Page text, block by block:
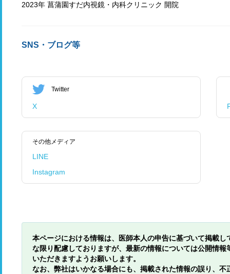
2023年 菖蒲園すだ内視鏡・内科クリニック 開院
SNS・ブログ等
Twitter
X
その他メディア
LINE
Instagram
本ページにおける情報は、医師本人の申告に基づいて掲載
な限り配慮しておりますが、最新の情報については公開情
いただきますようお願いします。
なお、弊社はいかなる場合にも、掲載された情報の誤り、